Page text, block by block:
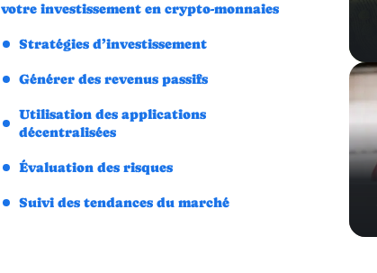
votre investissement en crypto-monnaies
Stratégies d’investissement
Générer des revenus passifs
Utilisation des applications
décentralisées
Évaluation des risques
Suivi des tendances du marché